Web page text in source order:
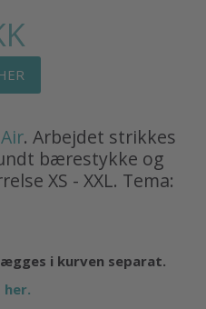
. Arbejdet strikkes
bærestykke og
XS - XXL. Tema:
i kurven separat.
her.